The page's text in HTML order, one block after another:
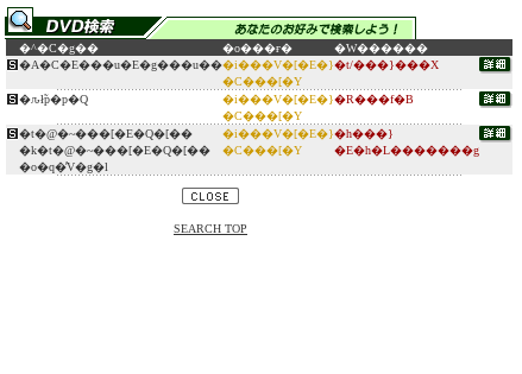
�^�C�g�� �o���ғ�
�W������
�A�C�E���u�E�g���u���i���V�[�E�}
�C���[�Y
�t/���}���X
�ԉł̃p�p�Q
�i���V�[�E�}
�C���[�Y
�R���f�B
�t�@�~���[�E�Q�[��
�k�t�@�~���[�E�Q�[��
�o�q�̓V�g�l
�i���V�[�E�}
�C���[�Y
�h���}
�E�h�L�������g
SEARCH TOP